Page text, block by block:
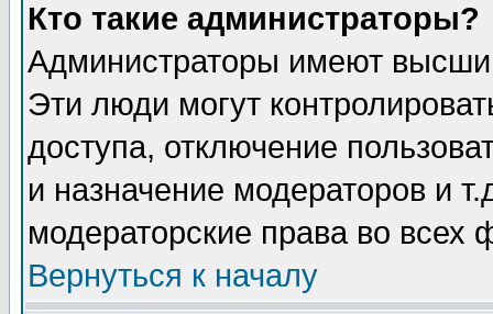
Кто такие администраторы?
Администраторы имеют
Эти люди могут
доступа, отключение
и назначение модераторов и
модераторские права во всех
Вернуться к началу